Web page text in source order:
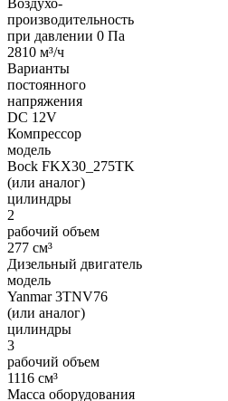
производительность
при давлении 0 Па
2810 м³/ч
Варианты
постоянного
напряжения
DC 12V
Компрессор
модель
Bock FKX30_275TK
(или аналог)
цилиндры
2
рабочий объем
277 см³
Дизельный двигатель
модель
Yanmar 3TNV76
(или аналог)
цилиндры
3
рабочий объем
1116 см³
Масса оборудования